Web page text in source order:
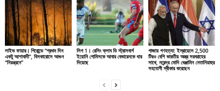
লাইভ ফায়ার। গিরোন্ডে “প্রথম দিন
একটু আশাবাদী”, বিসকারোসে আগুন
“নিয়ন্ত্রনে”
লিগ 1। রেসিং ক্লাব ডি স্ট্রাসবার্গ
ইয়োনি গোমিসকে আবার বেভারেনকে ধার
দিয়েছে
গাজায় গণহত্যা: ইস্রায়েলে 2,500
টিরও বেশি ভারতীয় অস্ত্র সরবরাহের
সাথে, নরেন্দ্র মোদি বেঞ্জামিন নেতানিয়াহুর
সহযোগী স্বীকার করেছেন